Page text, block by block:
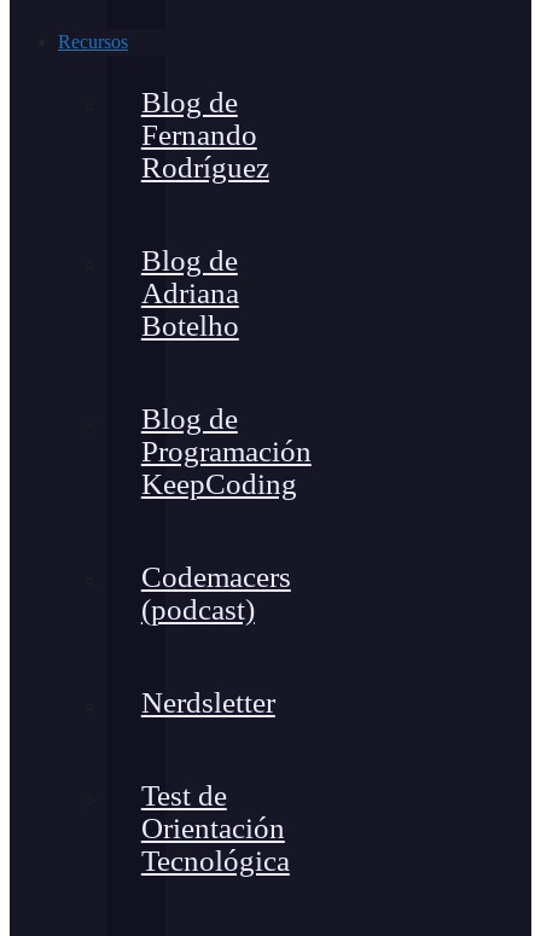
Recursos
Blog de
Fernando
Rodríguez
Blog de
Adriana
Botelho
Blog de
Programación
KeepCoding
Codemacers
(podcast)
Nerdsletter
Test de
Orientación
Tecnológica